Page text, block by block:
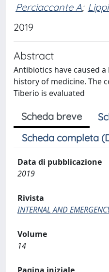
Perciaccante A;
2019
Abstract
Antibiotics have caused
history of medicine. The
Tiberio is evaluated
Scheda breve
Scheda completa
Data di pubblicazione
2019
Rivista
INTERNAL AND
Volume
14